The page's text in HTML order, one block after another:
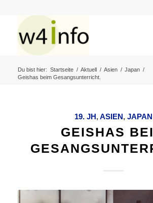
Du bist hier: Startseite / Aktuell / Asien / Japan /
Geishas beim Gesangsunterricht.
19. JH,ASIEN, JAPAN
GEISHAS